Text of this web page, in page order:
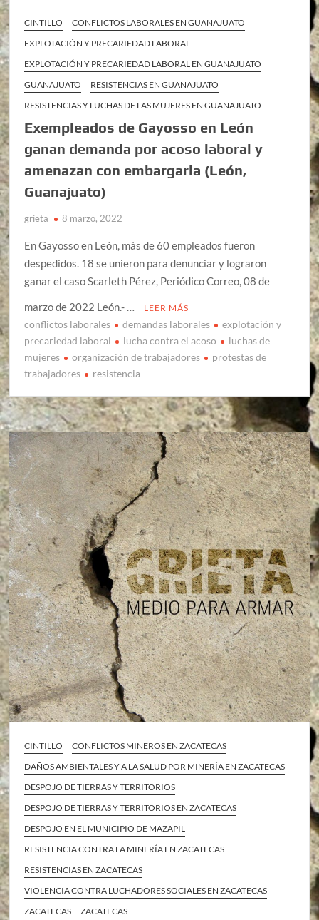
CINTILLO
CONFLICTOS LABORALES EN GUANAJUATO
EXPLOTACIÓN Y PRECARIEDAD LABORAL
EXPLOTACIÓN Y PRECARIEDAD LABORAL EN GUANAJUATO
GUANAJUATO
RESISTENCIAS EN GUANAJUATO
RESISTENCIAS Y LUCHAS DE LAS MUJERES EN GUANAJUATO
Exempleados de Gayosso en León
ganan demanda por acoso laboral y
amenazan con embargarla (León,
Guanajuato)
grieta 8 marzo, 2022
En Gayosso en León, más de 60 empleados fueron
despedidos. 18 se unieron para denunciar y lograron
ganar el caso Scarleth Pérez, Periódico Correo, 08 de
marzo de 2022 León.- …
LEER MÁS
conflictos laborales demandas laborales
explotación y
precariedad laboral
lucha contra el acoso
luchas de
mujeres
organización de trabajadores
protestas de
trabajadores
resistencia
CINTILLO
CONFLICTOS MINEROS EN ZACATECAS
DAÑOS AMBIENTALES Y A LA SALUD POR MINERÍA EN ZACATECAS
DESPOJO DE TIERRAS Y TERRITORIOS
DESPOJO DE TIERRAS Y TERRITORIOS EN ZACATECAS
DESPOJO EN EL MUNICIPIO DE MAZAPIL
RESISTENCIA CONTRA LA MINERÍA EN ZACATECAS
RESISTENCIAS EN ZACATECAS
VIOLENCIA CONTRA LUCHADORES SOCIALES EN ZACATECAS
ZACATECAS
ZACATECAS